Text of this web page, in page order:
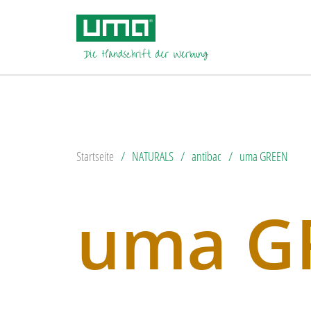
Startseite NATURALS antibac uma GREEN
uma